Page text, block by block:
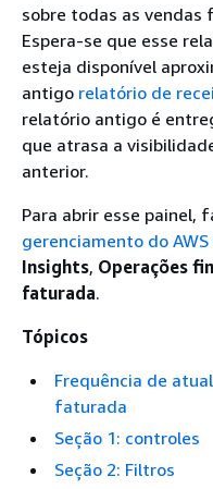
sobre todas as vendas
Espera-se que esse
esteja disponível
antigo relatório de
relatório antigo é
que atrasa a
anterior.
Para abrir esse painel,
gerenciamento do
Insights, Operações
faturada.
Tópicos
Frequência de
faturada
Seção 1: controles
Seção 2: Filtros